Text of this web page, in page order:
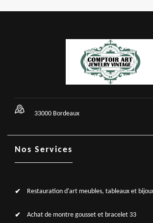
33000 Bordeaux
Nos Services
Restauration d'art meubles, tableaux et
Achat de montre gousset et bracelet 33